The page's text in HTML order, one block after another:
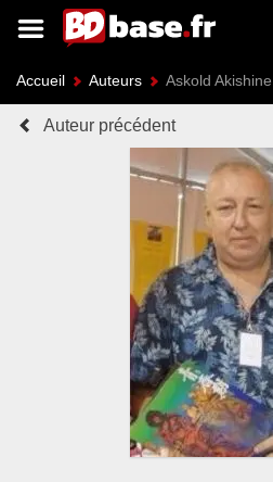
Accueil Auteurs Askold Akishine
Auteur précédent